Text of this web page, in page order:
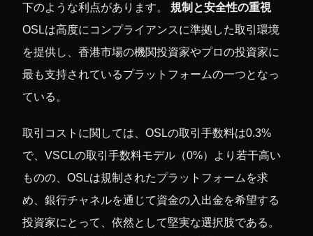
下のような利点があります。規制と安全性の重視
OSLは高度にコンプライアンスに準拠した取引環境
を提供し、香港市場の機関投資家やプロの投資家に
最も支持されているプラットフォームの一つとなっ
ている。
取引コストに関しては、OSLの取引手数料は0.3%
で、VSCLの取引手数料モデル（0%）より若干高い
ものの、OSLは規制されたプラットフォームを求
め、銀行チャネルを通じて資金の入出金を希望する
投資家にとって、依然として堅実な選択肢である。